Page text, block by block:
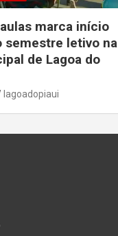
marca início
semestre letivo na
de Lagoa do
lagoadopiaui